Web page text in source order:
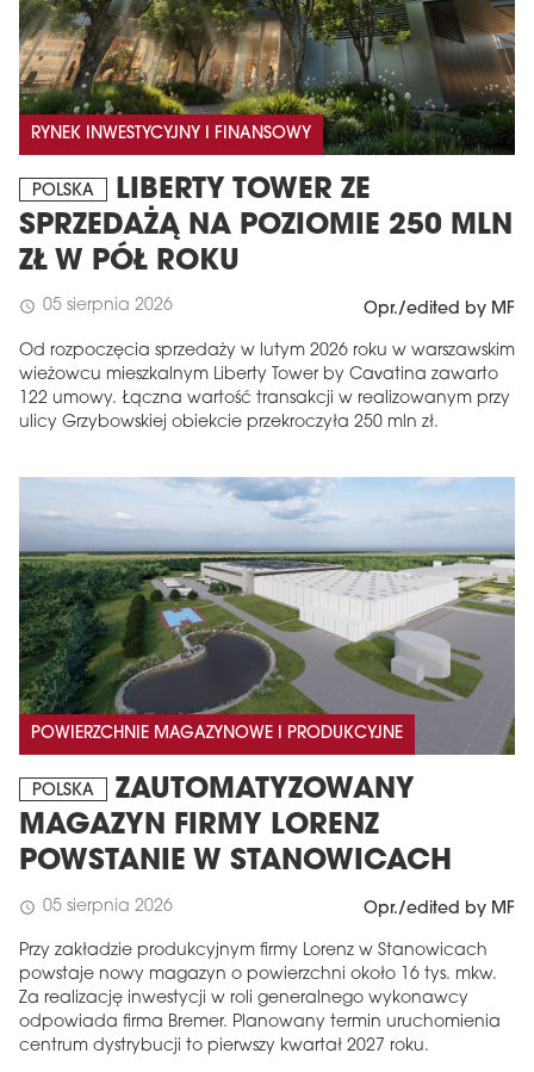
RYNEK INWESTYCYJNY I FINANSOWY
POLSKA
LIBERTY TOWER ZE
SPRZEDAŻĄ NA POZIOMIE 250 MLN
ZŁ W PÓŁ ROKU
schedule 05 sierpnia 2026 Opr./edited by MF
Od rozpoczęcia sprzedaży w lutym 2026 roku w warszawskim
wieżowcu mieszkalnym Liberty Tower by Cavatina zawarto
122 umowy. Łączna wartość transakcji w realizowanym przy
ulicy Grzybowskiej obiekcie przekroczyła 250 mln zł.
POWIERZCHNIE MAGAZYNOWE I PRODUKCYJNE
POLSKA
ZAUTOMATYZOWANY
MAGAZYN FIRMY LORENZ
POWSTANIE W STANOWICACH
schedule 05 sierpnia 2026 Opr./edited by MF
Przy zakładzie produkcyjnym firmy Lorenz w Stanowicach
powstaje nowy magazyn o powierzchni około 16 tys. mkw.
Za realizację inwestycji w roli generalnego wykonawcy
odpowiada firma Bremer. Planowany termin uruchomienia
centrum dystrybucji to pierwszy kwartał 2027 roku.